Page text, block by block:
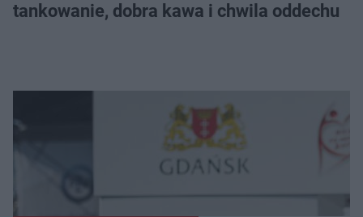
tankowanie, dobra kawa i chwila oddechu